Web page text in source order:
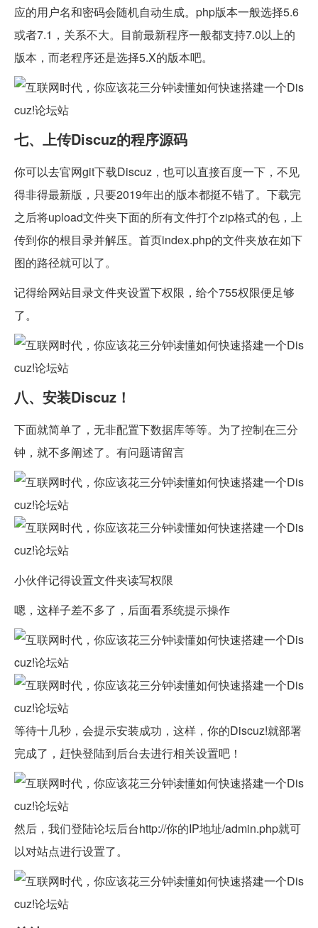
应的用户名和密码会随机自动生成。php版本一般选择5.6
或者7.1，关系不大。目前最新程序一般都支持7.0以上的
版本，而老程序还是选择5.X的版本吧。
七、上传Discuz的程序源码
你可以去官网git下载Discuz，也可以直接百度一下，不见
得非得最新版，只要2019年出的版本都挺不错了。下载完
之后将upload文件夹下面的所有文件打个zip格式的包，上
传到你的根目录并解压。首页index.php的文件夹放在如下
图的路径就可以了。
记得给网站目录文件夹设置下权限，给个755权限便足够
了。
八、安装Discuz！
下面就简单了，无非配置下数据库等等。为了控制在三分
钟，就不多阐述了。有问题请留言
小伙伴记得设置文件夹读写权限
嗯，这样子差不多了，后面看系统提示操作
等待十几秒，会提示安装成功，这样，你的Discuz!就部署
完成了，赶快登陆到后台去进行相关设置吧！
然后，我们登陆论坛后台http://你的IP地址/admin.php就可
以对站点进行设置了。